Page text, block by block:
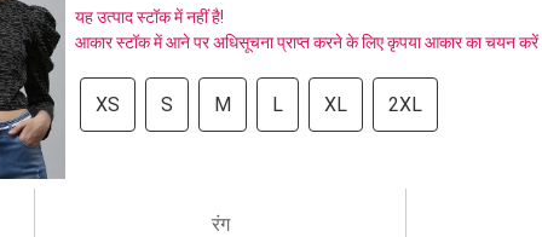
यह उत्पाद स्टॉक में नहीं है!
आकार स्टॉक में आने पर अधिसूचना प्राप्त करने के लिए कृपया आकार का चयन करें
XS S M L XL 2XL
रंग